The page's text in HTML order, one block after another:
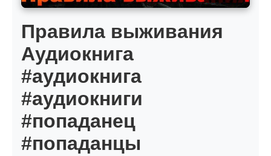
Правила выживания
Аудиокнига
#аудиокнига
#аудиокниги
#попаданец
#попаданцы